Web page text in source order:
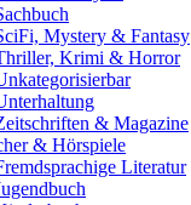
Mystery & Fantasy
Krimi & Horror
& Magazine
& Hörspiele
Literatur